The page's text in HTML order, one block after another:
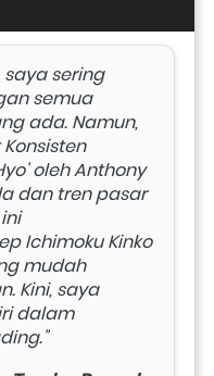
sering
semua
ada. Namun,
oleh Anthony
dan tren pasar
Ichimoku Kinko
mudah
Kini, saya
dalam